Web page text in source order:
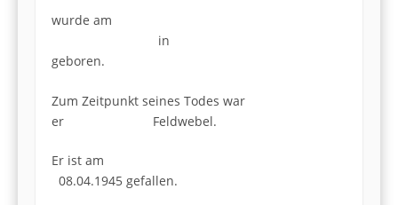
wurde am
in
geboren.
Zum Zeitpunkt seines Todes war
er Feldwebel.
Er ist am
08.04.1945 gefallen.